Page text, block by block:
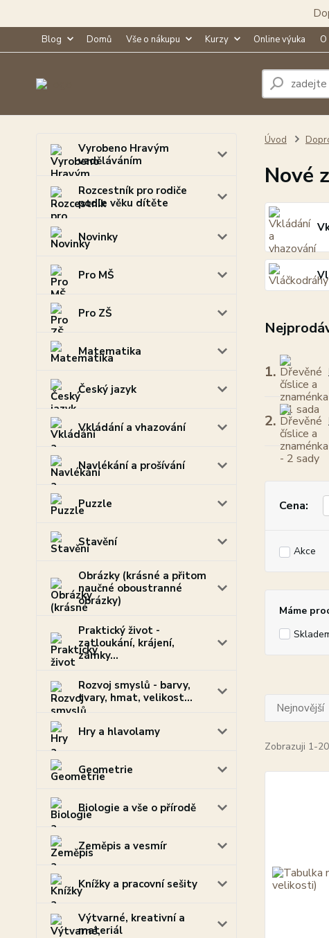
Blog Domů Vše o nákupu Kurzy Online výuka
Vyrobeno Hravým
vzděláváním
Rozcestník pro rodiče
podle věku dítěte
Novinky
Pro MŠ
Pro ZŠ
Matematika
Český jazyk
Vkládání a vhazování
Navlékání a prošívání
Puzzle
Stavění
Obrázky (krásné a přitom
naučné oboustranné
obrázky)
Praktický život -
zatloukání, krájení,
zámky...
Rozvoj smyslů - barvy,
tvary, hmat, velikost...
Hry a hlavolamy
Geometrie
Biologie a vše o přírodě
Zeměpis a vesmír
Knížky a pracovní sešity
Výtvarné, kreativní a
materiál
Úvod
Nové
1.
2.
Cena:
Akce
Máme
Nejnovější
Zobrazuji 1-